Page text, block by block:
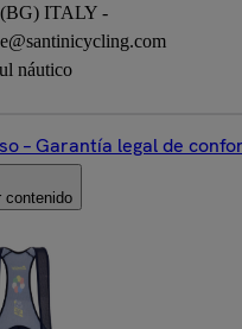
ITALY -
náutico
– Garantía legal de
contenido